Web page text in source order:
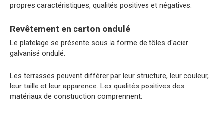
propres caractéristiques, qualités positives et négatives.
Revêtement en carton ondulé
Le platelage se présente sous la forme de tôles d'acier
galvanisé ondulé.
Les terrasses peuvent différer par leur structure, leur couleur,
leur taille et leur apparence. Les qualités positives des
matériaux de construction comprennent: